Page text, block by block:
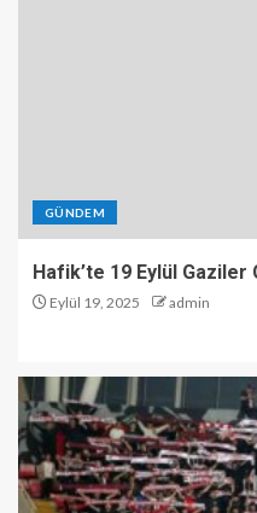
GÜNDEM
Hafik’te 19 Eylül Gaziler
Eylül 19, 2025 admin